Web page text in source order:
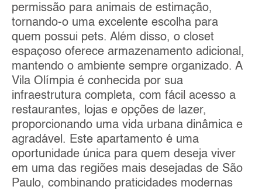
permissão para animais de estimação,
tornando-o uma excelente escolha para
quem possui pets. Além disso, o closet
espaçoso oferece armazenamento adicional,
mantendo o ambiente sempre organizado. A
Vila Olímpia é conhecida por sua
infraestrutura completa, com fácil acesso a
restaurantes, lojas e opções de lazer,
proporcionando uma vida urbana dinâmica e
agradável. Este apartamento é uma
oportunidade única para quem deseja viver
em uma das regiões mais desejadas de São
Paulo, combinando praticidades modernas